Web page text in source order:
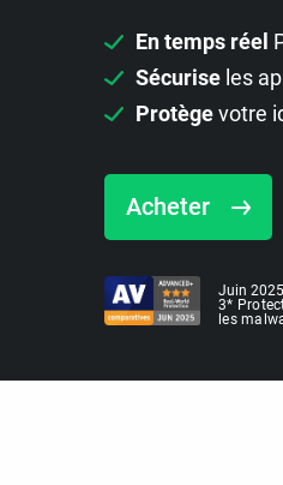
En temps réel
Sécurise les
Protègevotre
Acheter
Juin 2025
3*
les